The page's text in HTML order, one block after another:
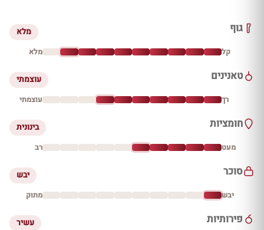
גוף מלא
קל מלא
טאנינים עוצמתי
רך עוצמתי
חומציות בינונית
מעט רב
סוכר יבש
יבש מתוק
פירותיות עשיר